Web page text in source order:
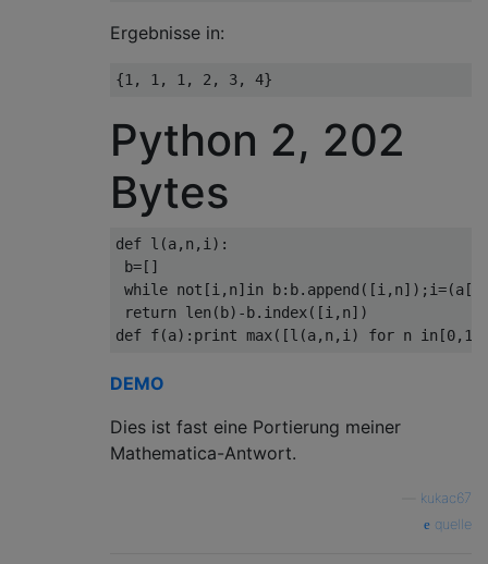
Ergebnisse in:
Python 2, 202
Bytes
def l(a,n,i):
b=[]
while not[i,n]in
return len(b)-b.index([i,n])
DEMO
Dies ist fast eine Portierung meiner
Mathematica-Antwort.
kukac67
quelle